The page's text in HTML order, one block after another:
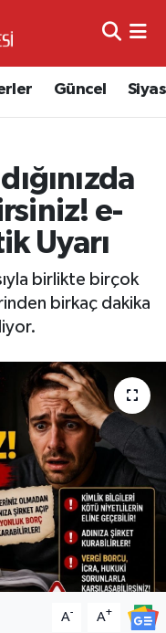
Güncel
e-
Uyarı
birlikte birçok
birkaç dakika
A- A+